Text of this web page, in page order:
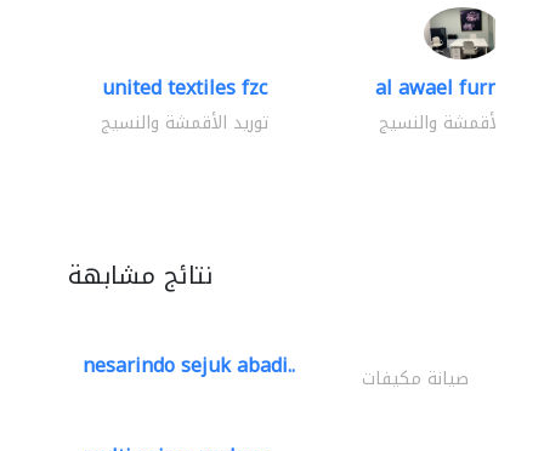
united textiles fzc
توريد الأقمشة والنسيج
al awael
الأقمشة والنسيج
نتائج مشابهة
nesarindo sejuk abadi.. صيانة مكيفات